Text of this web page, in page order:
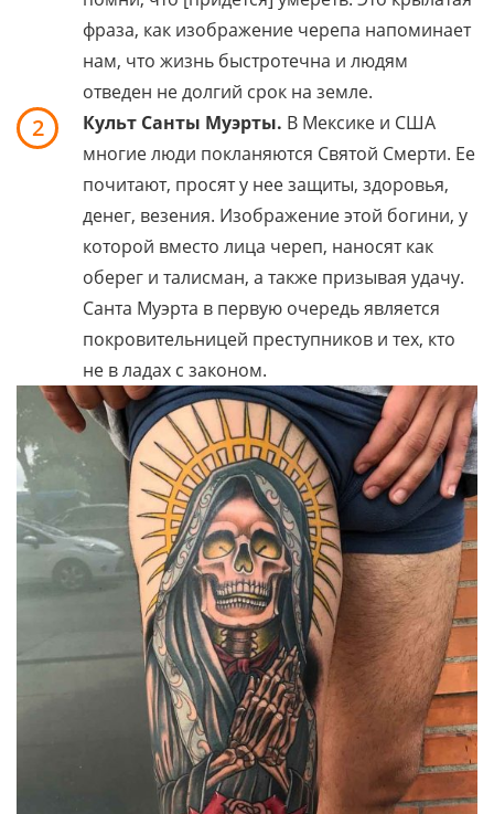
фраза, как изображение черепа напоминает
нам, что жизнь быстротечна и людям
отведен не долгий срок на земле.
2 Культ Санты Муэрты. В Мексике и США
многие люди покланяются Святой Смерти. Ее
почитают, просят у нее защиты, здоровья,
денег, везения. Изображение этой богини, у
которой вместо лица череп, наносят как
оберег и талисман, а также призывая удачу.
Санта Муэрта в первую очередь является
покровительницей преступников и тех, кто
не в ладах с законом.